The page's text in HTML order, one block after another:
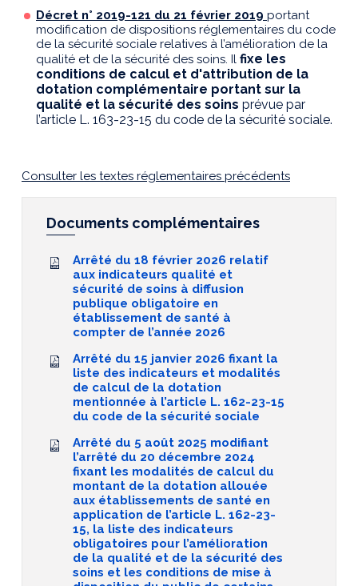
Décret n° 2019-121 du 21 février 2019 portant
modification de dispositions réglementaires du code
de la sécurité sociale relatives à l’amélioration de la
qualité et de la sécurité des soins. Il fixe les
conditions de calcul et d'attribution de la
dotation complémentaire portant sur la
qualité et la sécurité des soins prévue par
l’article L. 163-23-15 du code de la sécurité sociale.
Consulter les textes réglementaires précédents
Documents complémentaires
Arrêté du 18 février 2026 relatif
aux indicateurs qualité et
sécurité de soins à diffusion
publique obligatoire en
établissement de santé à
compter de l’année 2026
Arrêté du 15 janvier 2026 fixant la
liste des indicateurs et modalités
de calcul de la dotation
mentionnée à l’article L. 162-23-15
du code de la sécurité sociale
Arrêté du 5 août 2025 modifiant
l’arrêté du 20 décembre 2024
fixant les modalités de calcul du
montant de la dotation allouée
aux établissements de santé en
application de l’article L. 162-23-
15, la liste des indicateurs
obligatoires pour l’amélioration
de la qualité et de la sécurité des
soins et les conditions de mise à